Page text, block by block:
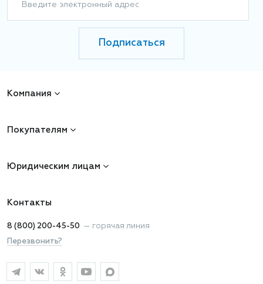
Введите электронный адрес
Подписаться
Компания
Покупателям
Юридическим лицам
Контакты
8 (800) 200-45-50 — горячая линия
Перезвонить?